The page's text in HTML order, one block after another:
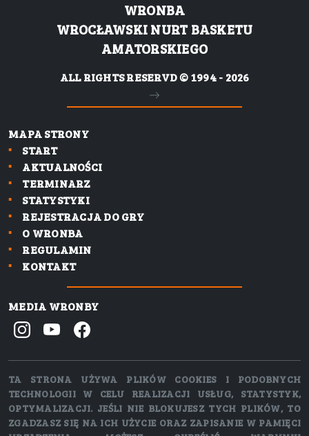
WRONBA
WROCŁAWSKI NURT BASKETU
AMATORSKIEGO
ALL RIGHTS RESERVD © 1994 - 2026
MAPA STRONY
START
AKTUALNOŚCI
TERMINARZ
STATYSTYKI
REJESTRACJA DO GRY
O WRONBA
REGULAMIN
KONTAKT
MEDIA WRONBY
TA STRONA UŻYWA PLIKÓW COOKIES I PODOBNYCH
TECHNOLOGII W CELU REALIZACJI USŁUG, STATYSTYK,
OPTYMALIZACJI. JEŚLI NIE BLOKUJESZ TYCH PLIKÓW, TO
ZGADZASZ SIĘ NA ICH UŻYCIE ORAZ ZAPISANIE W PAMIĘCI